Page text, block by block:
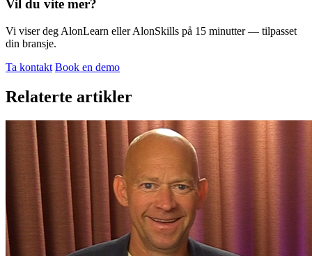
Vil du vite mer?
Vi viser deg AlonLearn eller AlonSkills på 15 minutter — tilpasset
din bransje.
Ta kontakt Book en demo
Relaterte artikler